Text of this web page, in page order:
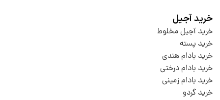
خرید آجیل
خرید آجیل مخلوط
خرید پسته
خرید بادام هندی
خرید بادام درختی
خرید بادام زمینی
خرید گردو